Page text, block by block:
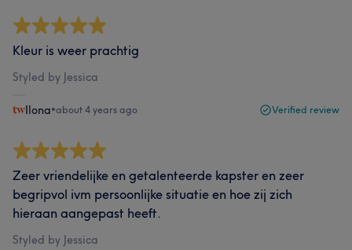
Kleur is weer prachtig
Styled by Jessica
Ilona•about 4 years ago Verified review
Zeer vriendelijke en getalenteerde kapster en zeer
begripvol ivm persoonlijke situatie en hoe zij zich
hieraan aangepast heeft.
Styled by Jessica